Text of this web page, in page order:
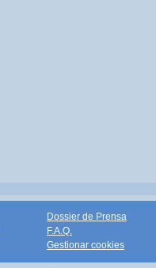
Dossier de Prensa
F.A.Q.
Gestionar cookies